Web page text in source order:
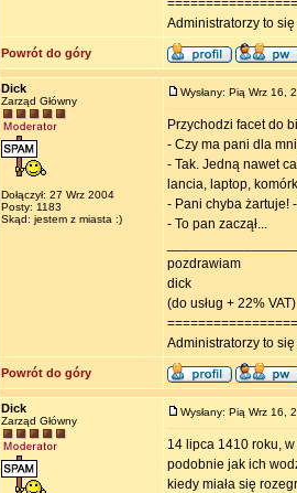
Administratorzy to
Powrót do góry
Dick
Zarząd Główny
Dołączył: 27 Wrz 2004
Posty: 1183
Skąd: jestem z miasta :)
Wysłany: Pią Wrz 16,
Przychodzi facet do
- Czy ma pani dla
- Tak. Jedną nawet
lancia, laptop,
- Pani chyba żartuje!
- To pan zaczął...
pozdrawiam
dick
(do usług + 22% VAT)
Administratorzy to
Powrót do góry
Dick
Zarząd Główny
Wysłany: Pią Wrz 16,
14 lipca 1410 roku,
podobnie jak ich
kiedy miała się